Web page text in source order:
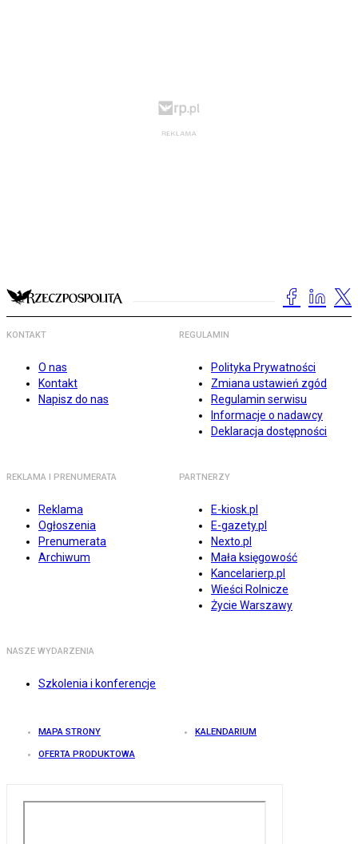
KONTAKT
O nas
Kontakt
Napisz do nas
REGULAMIN
Polityka Prywatności
Zmiana ustawień zgód
Regulamin serwisu
Informacje o nadawcy
Deklaracja dostępności
REKLAMA I PRENUMERATA
Reklama
Ogłoszenia
Prenumerata
Archiwum
PARTNERZY
E-kiosk.pl
E-gazety.pl
Nexto.pl
Mała księgowość
Kancelarierp.pl
Wieści Rolnicze
Życie Warszawy
NASZE WYDARZENIA
Szkolenia i konferencje
MAPA STRONY KALENDARIUM
OFERTA PRODUKTOWA